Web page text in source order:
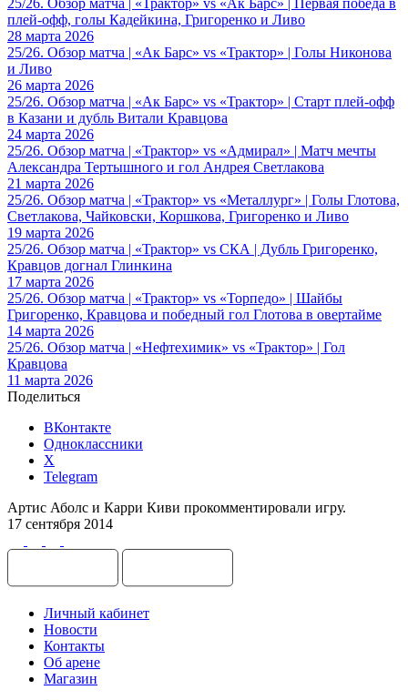
плей-офф, голы Кадейкина, Григоренко и Ливо
28 марта 2026
25/26. Обзор матча | «Ак Барс» vs «Трактор» | Голы Никонова
и Ливо
26 марта 2026
25/26. Обзор матча | «Ак Барс» vs «Трактор» | Старт плей-офф
в Казани и дубль Витали Кравцова
24 марта 2026
25/26. Обзор матча | «Трактор» vs «Адмирал» | Матч мечты
Александра Тертышного и гол Андрея Светлакова
21 марта 2026
25/26. Обзор матча | «Трактор» vs «Металлург» | Голы Глотова,
Светлакова, Чайковски, Коршкова, Григоренко и Ливо
19 марта 2026
25/26. Обзор матча | «Трактор» vs СКА | Дубль Григоренко,
Кравцов догнал Глинкина
17 марта 2026
25/26. Обзор матча | «Трактор» vs «Торпедо» | Шайбы
Григоренко, Кравцова и победный гол Глотова в овертайме
14 марта 2026
25/26. Обзор матча | «Нефтехимик» vs «Трактор» | Гол
Кравцова
11 марта 2026
Поделиться
ВКонтакте
Одноклассники
X
Telegram
Артис Аболс и Карри Киви прокомментировали игру.
17 сентября 2014
Личный кабинет
Новости
Контакты
Об арене
Магазин